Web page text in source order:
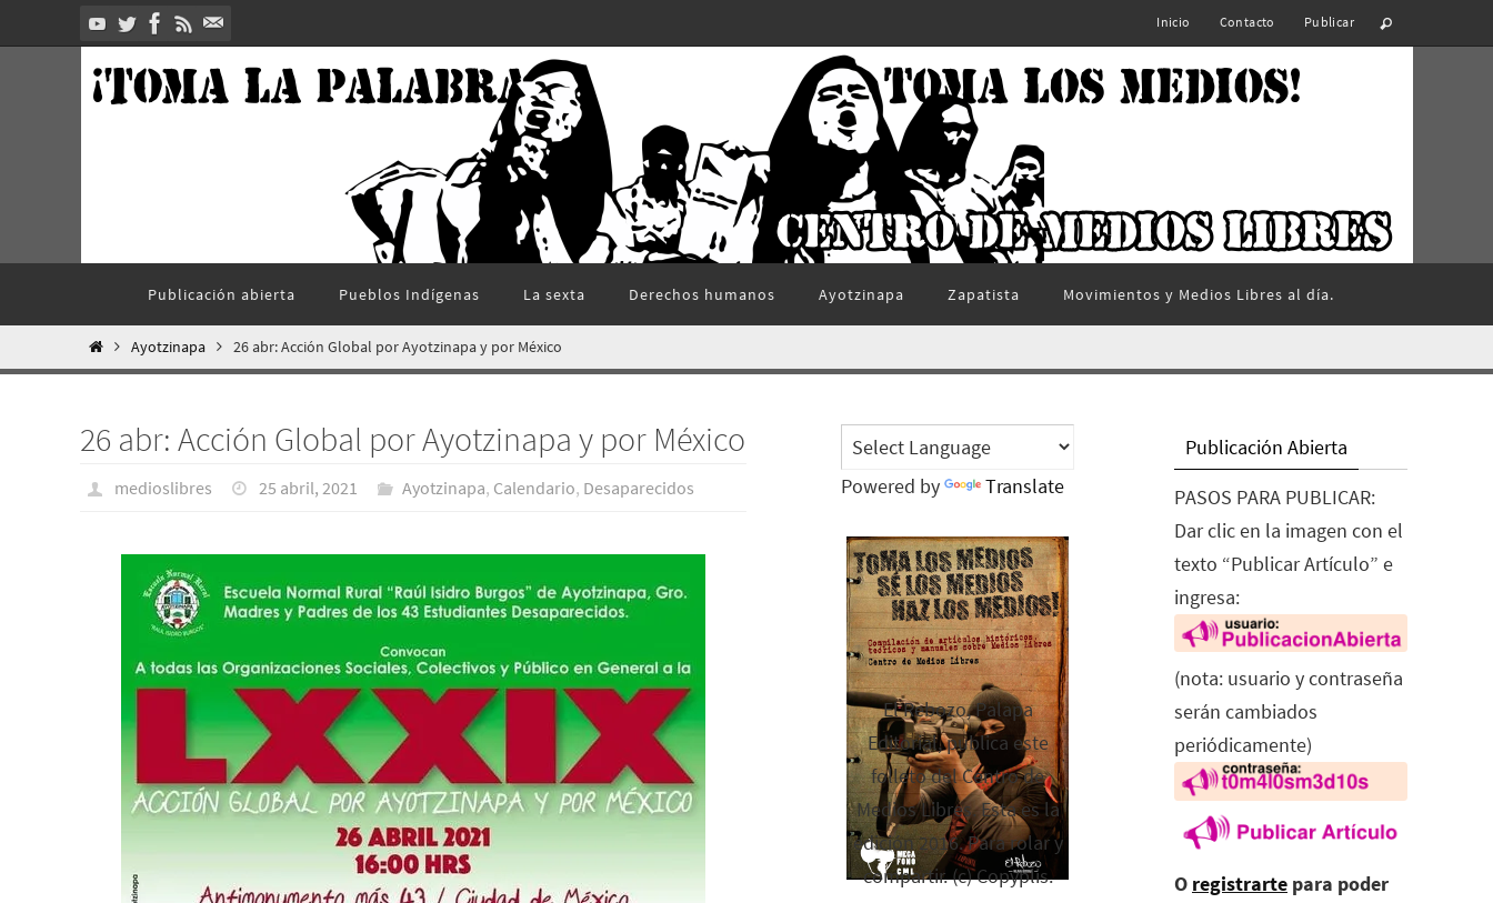
al
Inicio Contacto Publicar
contenido
Publicación abierta Pueblos Indí­genas La sexta Derechos humanos Ayotzinapa Zapatista Movimientos y Medios Libres al día.
InicioAyotzinapa 26 abr: Acción Global por Ayotzinapa y por México
26 abr: Acción Global por Ayotzinapa y por México
medioslibres 25 abril, 2021 Ayotzinapa, Calendario, Desaparecidos Powered by Translate
El Rebozo, Palapa
Editorial, publica este
folleto del Centro de
Medios Libres. Esta es la
edición 2016. Para rolar y
compartir. (c) Copyplis.
Publicación Abierta
PASOS PARA PUBLICAR:
Dar clic en la imagen con el
texto “Publicar Artículo” e
ingresa:
(nota: usuario y contraseña
serán cambiados
periódicamente)
O registrarte para poder